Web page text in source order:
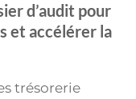
d’audit pour
et accélérer la
trésorerie